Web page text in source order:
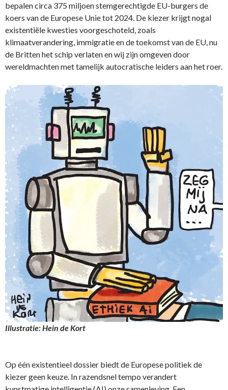
bepalen circa 375 miljoen stemgerechtigde EU-burgers de
koers van de Europese Unie tot 2024. De kiezer krijgt nogal
existentiële kwesties voorgeschoteld, zoals
klimaatverandering, immigratie en de toekomst van de EU, nu
de Britten het schip verlaten en wij zijn omgeven door
wereldmachten met tamelijk autocratische leiders aan het roer.
Illustratie: Hein de Kort
Op één existentieel dossier biedt de Europese politiek de
kiezer geen keuze. In razendsnel tempo verandert